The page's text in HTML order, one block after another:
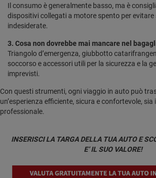
Il consumo è generalmente basso, ma è
dispositivi collegati a motore spento per evitare
indesiderate.
3. Cosa non dovrebbe mai mancare nel
Triangolo d’emergenza, giubbotto
soccorso e accessori utili per la sicurezza e la
imprevisti.
Con questi strumenti, ogni viaggio in auto può
un’esperienza efficiente, sicura e confortevole,
professionale.
INSERISCI LA TARGA DELLA TUA AUTO E
E’ IL SUO VALORE!